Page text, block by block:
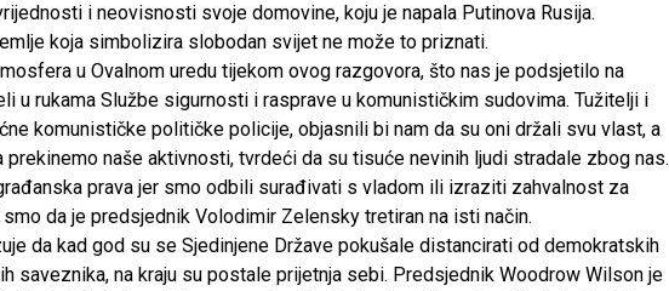
i neovisnosti svoje domovine, koju je napala Putinova Rusija.
koja simbolizira slobodan svijet ne može to priznati.
u Ovalnom uredu tijekom ovog razgovora, što nas je podsjetilo na
u rukama Službe sigurnosti i rasprave u komunističkim sudovima. Tužitelji i
komunističke političke policije, objasnili bi nam da su oni držali svu vlast, a
prekinemo naše aktivnosti, tvrdeći da su tisuće nevinih ljudi stradale zbog nas.
prava jer smo odbili surađivati s vladom ili izraziti zahvalnost za
smo da je predsjednik Volodimir Zelensky tretiran na isti način.
da kad god su se Sjedinjene Države pokušale distancirati od demokratskih
saveznika, na kraju su postale prijetnja sebi. Predsjednik Woodrow Wilson je